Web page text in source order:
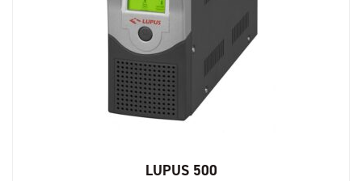
LUPUS 500